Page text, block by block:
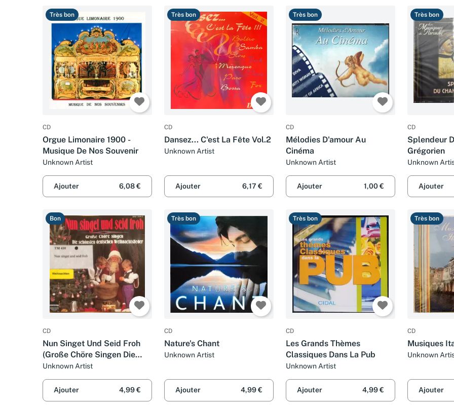
Très bon
CD
Orgue Limonaire 1900 -
Musique De Nos Souvenir
Unknown Artist
Ajouter 6,08 €
Très bon
CD
Dansez... C'est La Fête Vol.2
Unknown Artist
Ajouter 6,17 €
Très bon
CD
Mélodies D'amour Au
Cinéma
Unknown Artist
Ajouter 1,00 €
Très bon
CD
Splendeur
Grégorien
Unknown
Ajouter
Bon
CD
Nun Singet Und Seid Froh
(Große Chöre Singen Die
Schönsten Deutschen
Weihnachtslieder)
Unknown Artist
Ajouter 4,99 €
Très bon
CD
Nature's Chant
Unknown Artist
Ajouter 4,99 €
Très bon
CD
Les Grands Thèmes
Classiques Dans La Pub
Unknown Artist
Ajouter 4,99 €
Très bon
CD
Musiques
Unknown
Ajouter